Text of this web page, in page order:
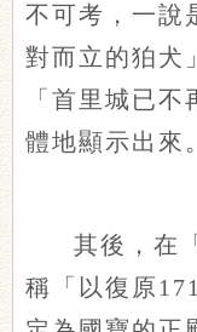
不可考，一說
對而立的狛犬
「首里城已
體地顯示出來。
其後，在
稱「以復原